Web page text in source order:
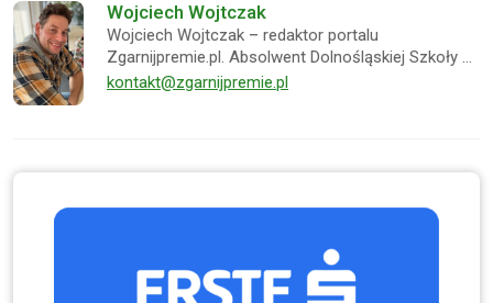
Wojciech Wojtczak
Wojciech Wojtczak – redaktor portalu
Zgarnijpremie.pl. Absolwent Dolnośląskiej Szkoły …
kontakt@zgarnijpremie.pl